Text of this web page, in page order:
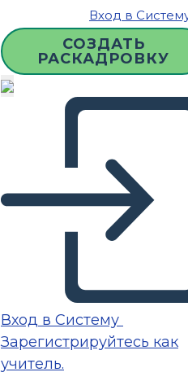
Вход в
СОЗДАТЬ
РАСКАДРОВКУ
Вход в Систему
Зарегистрируйтесь как
учитель.